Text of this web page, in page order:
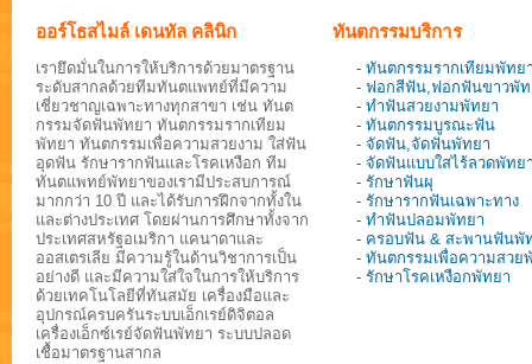
ออร์โธสไมล์ เดนทัล คลินิก
เรายึดมั่นในการให้บริการด้วยมาตรฐาน
ระดับสากลด้วยทีมทันตแพทย์ที่มีความ
เชี่ยวชาญเฉพาะทางทุกสาขา เช่น ทันต
กรรมจัดฟันพัทยา ทันตกรรมรากเทียม
พัทยา ทันตกรรมเพื่อความสวยงาม ใส่ฟัน
อุดฟัน รักษารากฟันและโรคเหงือก ทีม
ทันตแพทย์พัทยาของเรามีประสบการณ์
มากกว่า 10 ปี และได้รับการฝึกจากทั้งใน
และต่างประเทศ โดยผ่านการศึกษาทั้งจาก
ประเทศสหรัฐอเมริกา แคนาดาและ
ออสเตรเลีย มีความรู้ในด้านวิชาการเป็น
อย่างดี และมีความใส่ใจในการให้บริการ
ด้วยเทคโนโลยีที่ทันสมัย เครื่องมือและ
อุปกรณ์ครบครันระบบเอ็กเรย์ดิจิตอล
เครื่องเอ็กซ์เรย์จัดฟันพัทยา ระบบปลอด
เชื้อมาตรฐานสากล
ทันตกรรมบริการ
- ทันตกรรมรากเทียมพัทย
- ฟอกสีฟัน,ฟอกฟันขาวพัท
- ทำฟันสวยงามพัทยา
- ทันตกรรมบูรณะฟัน
- จัดฟัน,จัดฟันพัทยา
- จัดฟันแบบใสไร้ลวดพัทย
- รักษาฟันผุ
- รักษารากฟันเฉพาะทาง
- ทำฟันปลอมพัทยา
- ครอบฟัน & สะพานฟันพั
- ทันตกรรมเพื่อความสวย
- รักษาโรคเหงือกพัทยา